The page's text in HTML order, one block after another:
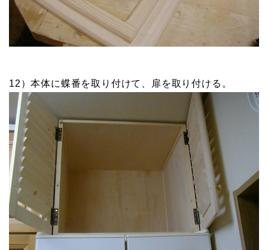
12）本体に蝶番を取り付けて、扉を取り付ける。